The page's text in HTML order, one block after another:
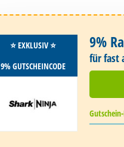
⭐️ EXKLUSIV ⭐️
9% GUTSCHEINCODE
9%
für fast